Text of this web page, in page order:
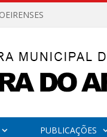
PUBLICAÇÕES